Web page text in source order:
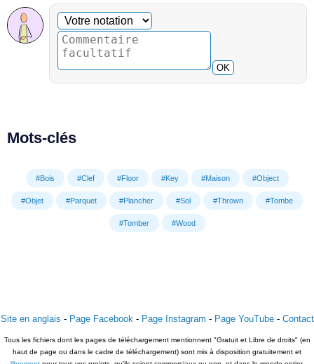
Commentaire facultatif
Votre notation
OK
Mots-clés
#Bois #Clef #Floor #Key #Maison #Object
#Objet #Parquet #Plancher #Sol #Thrown #Tombe
#Tomber #Wood
Site en anglais - Page Facebook - Page Instagram - Page YouTube- Contact
Tous les fichiers dont les pages de téléchargement mentionnent "Gratuit et Libre de droits" (en
haut de page ou dans le cadre de téléchargement) sont mis à disposition gratuitement et